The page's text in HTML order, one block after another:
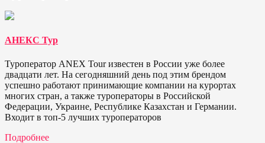
АНЕКС Тур
Туроператор ANEX Tour известен в России уже более
двадцати лет. На сегодняшний день под этим брендом
успешно работают принимающие компании на курортах
многих стран, а также туроператоры в Российской
Федерации, Украине, Республике Казахстан и Германии.
Входит в топ-5 лучших туроператоров
Подробнее